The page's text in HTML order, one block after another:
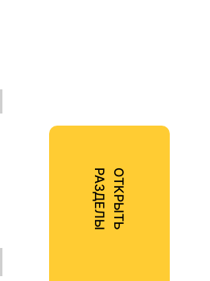
О
Т
К
Р
Ы
Т
Ь
Р
А
З
Д
Е
Л
Ы